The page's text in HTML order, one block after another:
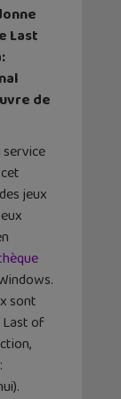
Last
de
service
jeux
sont
of